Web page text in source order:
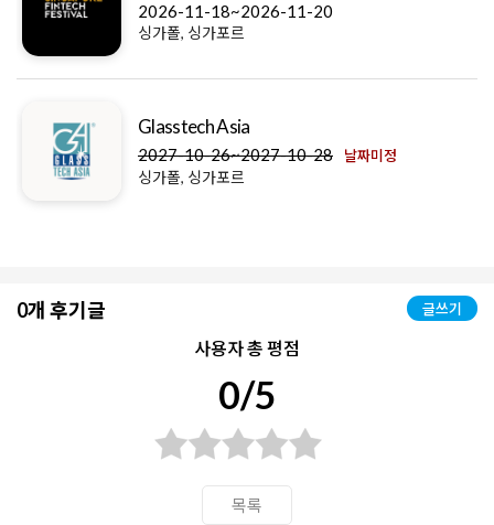
2026-11-18~2026-11-20
싱가폴, 싱가포르
Glasstech Asia
2027-10-26~2027-10-28 날짜미정
싱가폴, 싱가포르
0개 후기글 글쓰기
사용자 총 평점
0/5
목록